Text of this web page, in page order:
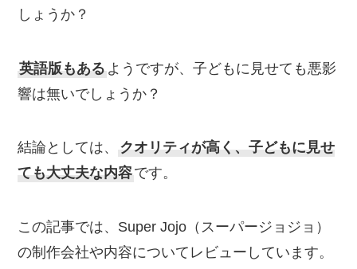
しょうか？
英語版もある ようですが、子どもに見せても悪影
響は無いでしょうか？
結論としては、
クオリティが高く、子どもに見せ
ても大丈夫な内容です。
この記事では、Super Jojo（スーパージョジョ）
の制作会社や内容についてレビューしています。